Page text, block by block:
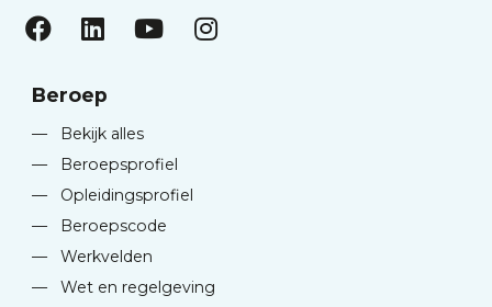
Beroep
—
Bekijk alles
—
Beroepsprofiel
—
Opleidingsprofiel
—
Beroepscode
—
Werkvelden
—
Wet en regelgeving